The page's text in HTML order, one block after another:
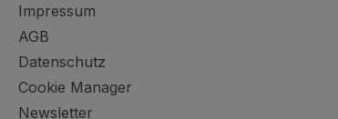
Impressum
AGB
Datenschutz
Cookie Manager
Newsletter